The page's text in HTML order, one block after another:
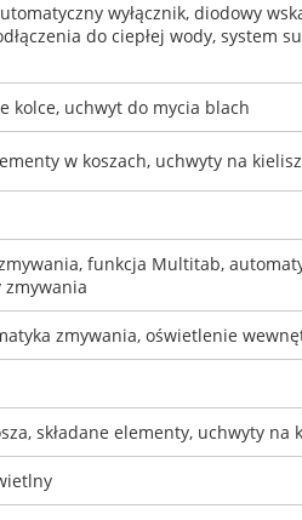
wyłącznik, diodowy
do ciepłej wody,
kolce, uchwyt do mycia blach
w koszach, uchwyty na
funkcja Multitab,
zmywania
zmywania, oświetlenie
składane elementy, uchwyty na